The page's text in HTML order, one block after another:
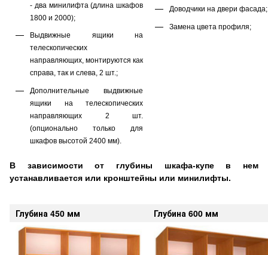
- два минилифта (длина шкафов
1800 и 2000);
Выдвижные ящики на
телескопических
направляющих, монтируются как
справа, так и слева, 2 шт.;
Дополнительные выдвижные
ящики на телескопических
направляющих 2 шт.
(опционально только для
шкафов высотой 2400 мм).
Доводчики на двери фасада;
Замена цвета профиля;
В зависимости от глубины шкафа-купе в нем
устанавливается или кронштейны или минилифты.
Глубина 450 мм Глубина 600 мм